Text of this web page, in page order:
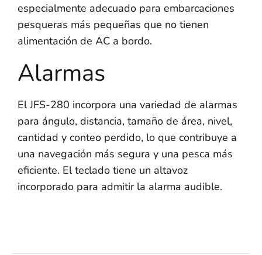
especialmente adecuado para embarcaciones
pesqueras más pequeñas que no tienen
alimentación de AC a bordo.
Alarmas
El JFS-280 incorpora una variedad de alarmas
para ángulo, distancia, tamaño de área, nivel,
cantidad y conteo perdido, lo que contribuye a
una navegación más segura y una pesca más
eficiente. El teclado tiene un altavoz
incorporado para admitir la alarma audible.